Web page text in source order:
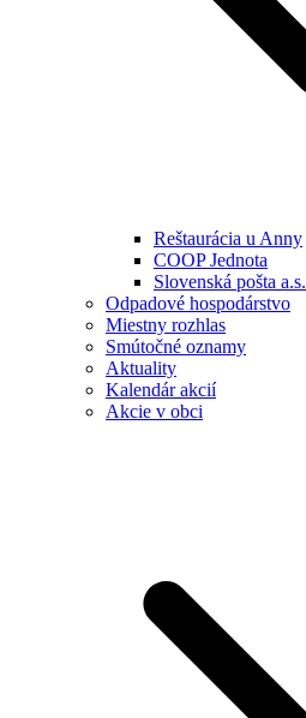
Reštaurácia u Anny
COOP Jednota
Slovenská pošta a.s.
Odpadové hospodárstvo
Miestny rozhlas
Smútočné oznamy
Aktuality
Kalendár akcií
Akcie v obci